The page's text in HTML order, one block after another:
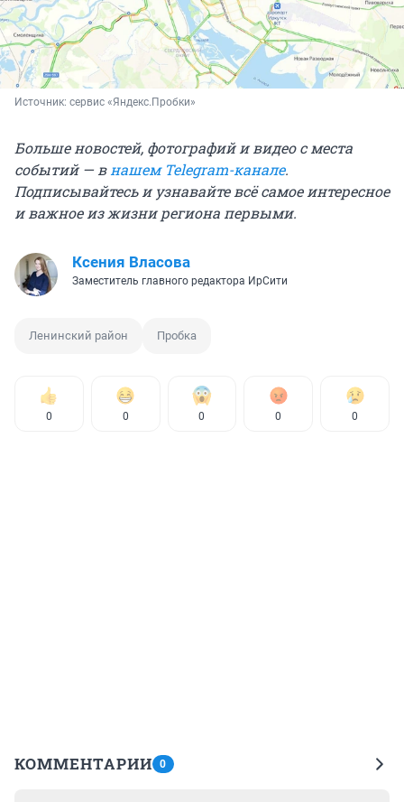
Источник: сервис «Яндекс.Пробки»
Больше новостей, фотографий и видео с места
событий — в нашем Telegram-канале.
Подписывайтесь и узнавайте всё самое интересное
и важное из жизни региона первыми.
Ксения Власова
Заместитель главного редактора ИрСити
Ленинский район Пробка
0 0 0 0 0
КОММЕНТАРИИ 0